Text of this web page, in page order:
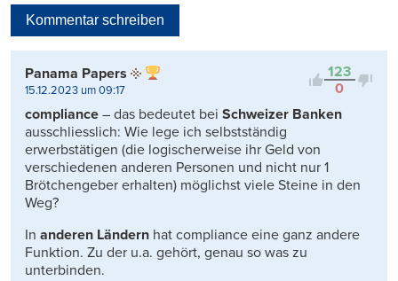
Kontrovers
Kommentar schreiben
123
0
Panama Papers
15.12.2023 um 09:17
compliance – das bedeutet bei Schweizer Banken
ausschliesslich: Wie lege ich selbstständig
erwerbstätigen (die logischerweise ihr Geld von
verschiedenen anderen Personen und nicht nur 1
Brötchengeber erhalten) möglichst viele Steine in den
Weg?
In anderen Ländern hat compliance eine ganz andere
Funktion. Zu der u.a. gehört, genau so was zu
unterbinden.